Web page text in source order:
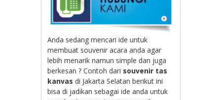
Anda sedang mencari ide untuk
membuat souvenir acara anda agar
lebih menarik namun simple dan juga
berkesan ? Contoh dari souvenir tas
kanvas di Jakarta Selatan berikut ini
bisa di jadikan sebagai ide anda untuk